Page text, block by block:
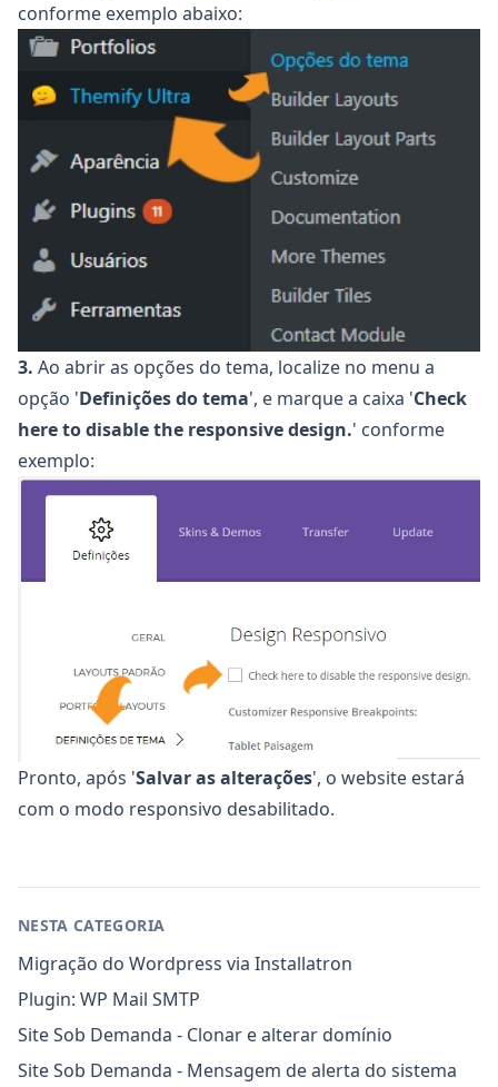
conforme exemplo abaixo:
3. Ao abrir as opções do tema, localize no menu a
opção 'Definições do tema', e marque a caixa 'Check
here to disable the responsive design.' conforme
exemplo:
Pronto, após 'Salvar as alterações', o website estará
com o modo responsivo desabilitado.
NESTA CATEGORIA
Migração do Wordpress via Installatron
Plugin: WP Mail SMTP
Site Sob Demanda - Clonar e alterar domínio
Site Sob Demanda - Mensagem de alerta do sistema